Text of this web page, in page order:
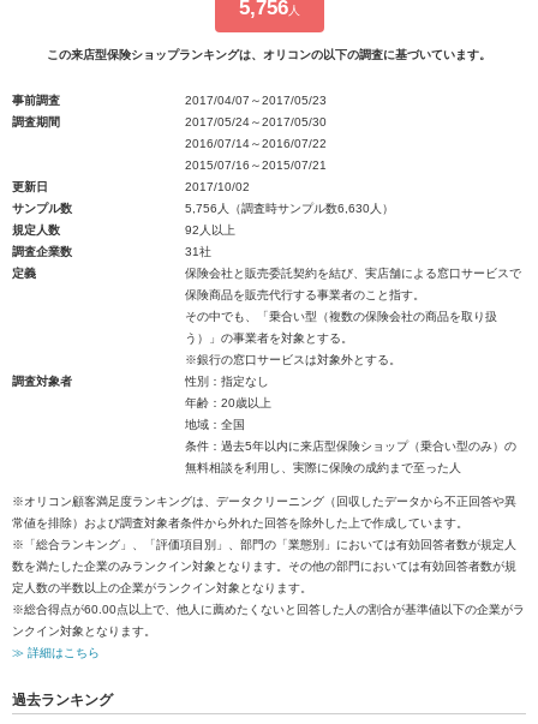
5,756人
この来店型保険ショップランキングは、オリコンの以下の調査に基づいています。
事前調査
2017/04/07～2017/05/23
調査期間
2017/05/24～2017/05/30
2016/07/14～2016/07/22
2015/07/16～2015/07/21
更新日
2017/10/02
サンプル数
5,756人（調査時サンプル数6,630人）
規定人数
92人以上
調査企業数
31社
定義
保険会社と販売委託契約を結び、実店舗による窓口サービスで
保険商品を販売代行する事業者のこと指す。
その中でも、「乗合い型（複数の保険会社の商品を取り扱
う）」の事業者を対象とする。
※銀行の窓口サービスは対象外とする。
調査対象者
性別：指定なし
年齢：20歳以上
地域：全国
条件：過去5年以内に来店型保険ショップ（乗合い型のみ）の
無料相談を利用し、実際に保険の成約まで至った人
※オリコン顧客満足度ランキングは、データクリーニング（回収したデータから不正回答や異
常値を排除）および調査対象者条件から外れた回答を除外した上で作成しています。
※「総合ランキング」、「評価項目別」、部門の「業態別」においては有効回答者数が規定人
数を満たした企業のみランクイン対象となります。その他の部門においては有効回答者数が規
定人数の半数以上の企業がランクイン対象となります。
※総合得点が60.00点以上で、他人に薦めたくないと回答した人の割合が基準値以下の企業がラ
ンクイン対象となります。
≫ 詳細はこちら
過去ランキング